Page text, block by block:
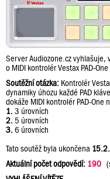
Server Audiozone.cz vyhlašuje,
o MIDI kontrolér Vestax PAD-
Soutěžní otázka: Kontrolér
dynamiky úhozu každé PAD
dokáže MIDI kontrolér PAD-
1. 3 úrovních
2. 5 úrovních
3. 6 úrovních
Tato soutěž byla ukončena
Aktuální počet odpovědí: 190